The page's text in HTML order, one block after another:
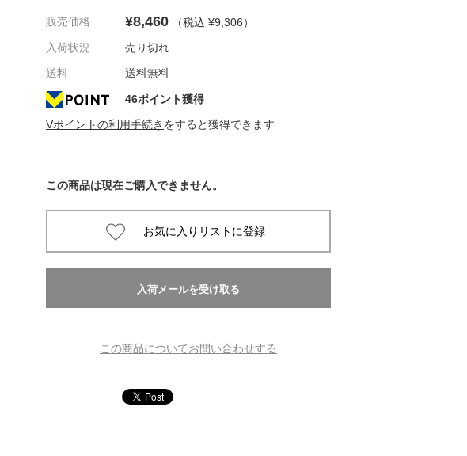
書店
屋書店
京都岡崎
販売価格 ¥8,460 （税込 ¥9,306）
入荷状況
売り切れ
送料
送料無料
46ポイント獲得
Vポイントの利用手続き をすると獲得できます
この商品は現在ご購入できません。
この商品についてお問い合わせする